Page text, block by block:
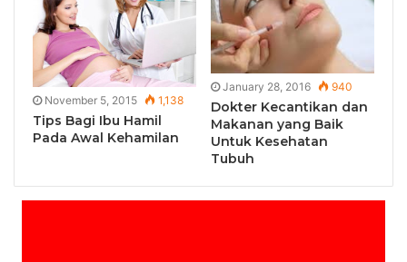
November 5, 2015 1,138
Tips Bagi Ibu Hamil
Pada Awal Kehamilan
January 28, 2016 940
Dokter Kecantikan dan
Makanan yang Baik
Untuk Kesehatan
Tubuh